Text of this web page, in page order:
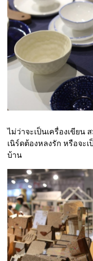
ไม่ว่าจะเป็นเครื่องเขียน
เนิร์ดต้องหลงรัก หรือจะ
บ้าน